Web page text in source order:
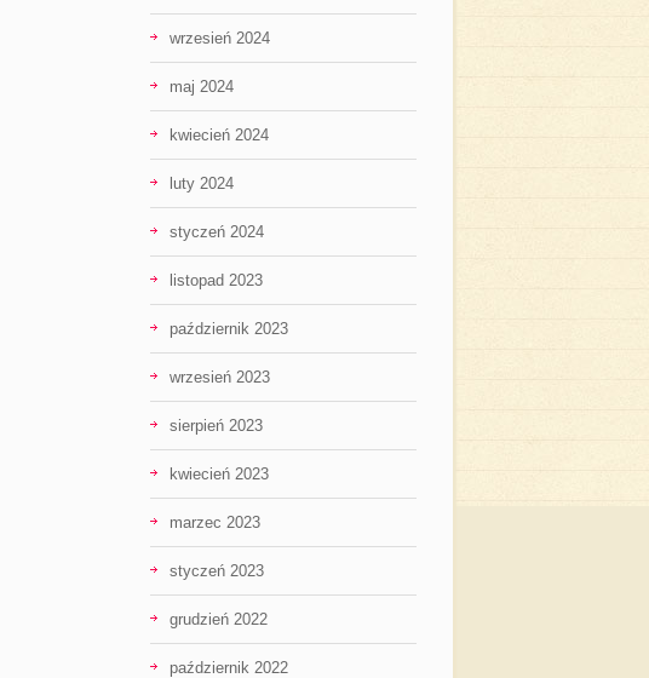
wrzesień 2024
maj 2024
kwiecień 2024
luty 2024
styczeń 2024
listopad 2023
październik 2023
wrzesień 2023
sierpień 2023
kwiecień 2023
marzec 2023
styczeń 2023
grudzień 2022
październik 2022